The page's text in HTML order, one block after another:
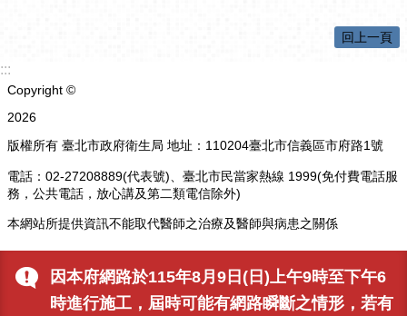
因本府網路於115年8月9日(日)上午9時至下午6
時進行施工，屆時可能有網路瞬斷之情形，若有
回上一頁
:::
Copyright ©
2026
版權所有 臺北市政府衛生局 地址：110204臺北市信義區市府路1號
電話：02-27208889(代表號)、臺北市民當家熱線 1999(免付費電話服
務，公共電話，放心講及第二類電信除外)
本網站所提供資訊不能取代醫師之治療及醫師與病患之關係
瀏覽人次
2568